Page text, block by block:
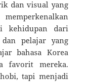
dan visual yang
kehidupan dari
pelajar yang
bahasa Korea
favorit mereka.
tapi menjadi